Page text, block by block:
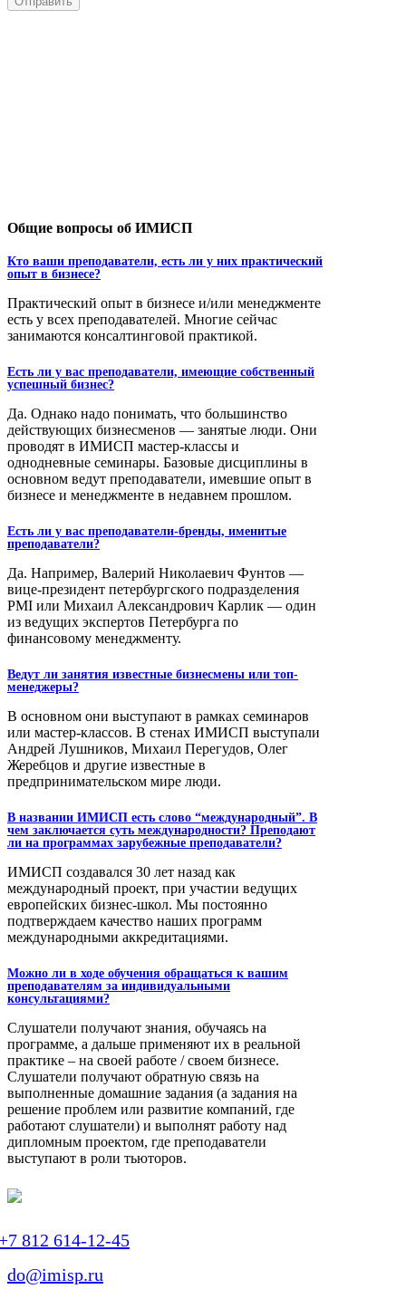
Общие вопросы об ИМИСП
Кто ваши преподаватели, есть ли у них практический
опыт в бизнесе?
Практический опыт в бизнесе и/или менеджменте
есть у всех преподавателей. Многие сейчас
занимаются консалтинговой практикой.
Есть ли у вас преподаватели, имеющие собственный
успешный бизнес?
Да. Однако надо понимать, что большинство
действующих бизнесменов — занятые люди. Они
проводят в ИМИСП мастер-классы и
однодневные семинары. Базовые дисциплины в
основном ведут преподаватели, имевшие опыт в
бизнесе и менеджменте в недавнем прошлом.
Есть ли у вас преподаватели-бренды, именитые
преподаватели?
Да. Например, Валерий Николаевич Фунтов —
вице-президент петербургского подразделения
PMI или Михаил Александрович Карлик — один
из ведущих экспертов Петербурга по
финансовому менеджменту.
Ведут ли занятия известные бизнесмены или топ-
менеджеры?
В основном они выступают в рамках семинаров
или мастер-классов. В стенах ИМИСП выступали
Андрей Лушников, Михаил Перегудов, Олег
Жеребцов и другие известные в
предпринимательском мире люди.
В названии ИМИСП есть слово “международный”. В
чем заключается суть международности? Преподают
ли на программах зарубежные преподаватели?
ИМИСП создавался 30 лет назад как
международный проект, при участии ведущих
европейских бизнес-школ. Мы постоянно
подтверждаем качество наших программ
международными аккредитациями.
Можно ли в ходе обучения обращаться к вашим
преподавателям за индивидуальными
консультациями?
Слушатели получают знания, обучаясь на
программе, а дальше применяют их в реальной
практике – на своей работе / своем бизнесе.
Слушатели получают обратную связь на
выполненные домашние задания (а задания на
решение проблем или развитие компаний, где
работают слушатели) и выполнят работу над
дипломным проектом, где преподаватели
выступают в роли тьюторов.
812 614-12-45
do@imisp.ru